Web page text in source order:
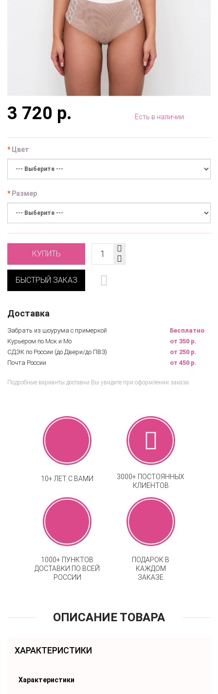
3 720 р. Есть в наличии
Цвет
Размер
КУПИТЬ
БЫСТРЫЙ ЗАКАЗ
Доставка
Забрать из шоурума с примеркой
Бесплатно
Курьером по Мск и Мо
от 350 р.
СДЭК по России (до Двери/до ПВЗ)
от 250 р.
Почта России
от 450 р.
Подробные варианты доставки Вы увидите при оформлении заказа
10+ ЛЕТ С ВАМИ
3000+ ПОСТОЯННЫХ
КЛИЕНТОВ
1000+ ПУНКТОВ
ДОСТАВКИ ПО ВСЕЙ
РОССИИ
ПОДАРОК В
КАЖДОМ
ЗАКАЗЕ
ОПИСАНИЕ ТОВАРА
ХАРАКТЕРИСТИКИ
Характеристики